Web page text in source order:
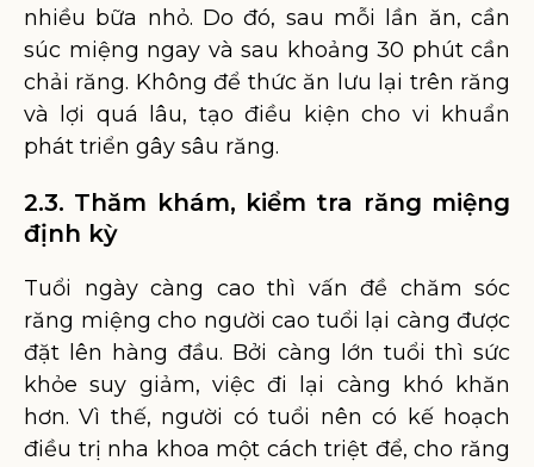
nhiều bữa nhỏ. Do đó, sau mỗi lần ăn, cần
súc miệng ngay và sau khoảng 30 phút cần
chải răng. Không để thức ăn lưu lại trên răng
và lợi quá lâu, tạo điều kiện cho vi khuẩn
phát triển gây sâu răng.
2.3. Thăm khám, kiểm tra răng miệng
định kỳ
Tuổi ngày càng cao thì vấn đề chăm sóc
răng miệng cho người cao tuổi lại càng được
đặt lên hàng đầu. Bởi càng lớn tuổi thì sức
khỏe suy giảm, việc đi lại càng khó khăn
hơn. Vì thế, người có tuổi nên có kế hoạch
điều trị nha khoa một cách triệt để, cho răng